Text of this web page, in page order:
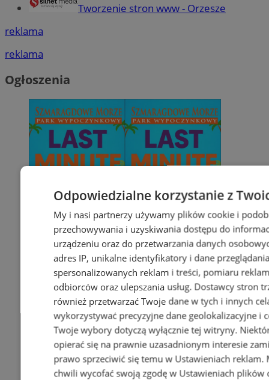
Tworzenie stron www - Orzesze
reklama
reklama
Ogłoszenia
Odpowiedzialne korzystanie z
My i nasi partnerzy używamy plików cookie i
przechowywania i uzyskiwania dostępu do
urządzeniu oraz do przetwarzania danych
adres IP, unikalne identyfikatory i dane
spersonalizowanych reklam i treści, pomiaru
odbiorców oraz ulepszania usług. Dostawcy stron
również przetwarzać Twoje dane w tych i innych
wykorzystywać precyzyjne dane geolokalizacyjne i
Twoje wybory dotyczą wyłącznie tej witryny.
opierać się na prawnie uzasadnionym interesie
prawo sprzeciwić się temu w Ustawieniach reklam.
chwili wycofać swoją zgodę w Ustawieniach plików